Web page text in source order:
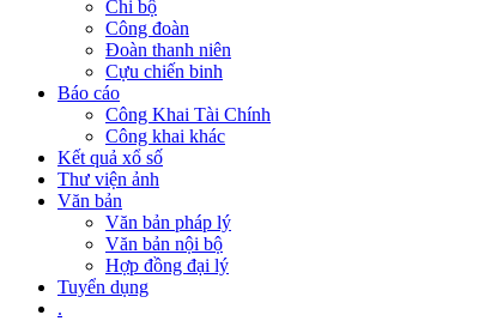
Chi bộ
Công đoàn
Đoàn thanh niên
Cựu chiến binh
Báo cáo
Công Khai Tài Chính
Công khai khác
Kết quả xổ số
Thư viện ảnh
Văn bản
Văn bản pháp lý
Văn bản nội bộ
Hợp đồng đại lý
Tuyển dụng
.